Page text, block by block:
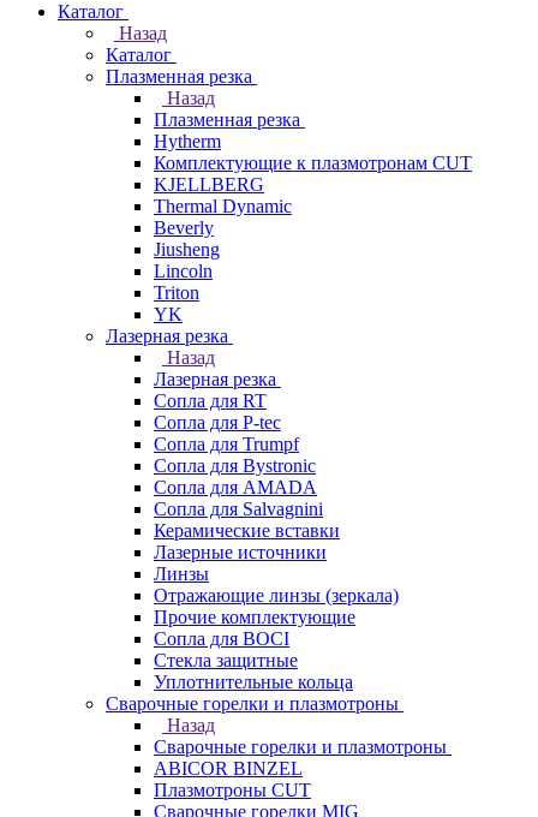
Каталог
Назад
Каталог
Плазменная резка
Назад
Плазменная резка
Hytherm
Комплектующие к плазмотронам CUT
KJELLBERG
Thermal Dynamic
Beverly
Jiusheng
Lincoln
Triton
YK
Лазерная резка
Назад
Лазерная резка
Сопла для RT
Сопла для P-tec
Сопла для Trumpf
Сопла для Bystronic
Сопла для AMADA
Сопла для Salvagnini
Керамические вставки
Лазерные источники
Линзы
Отражающие линзы (зеркала)
Прочие комплектующие
Сопла для BOCI
Стекла защитные
Уплотнительные кольца
Сварочные горелки и плазмотроны
Назад
Сварочные горелки и плазмотроны
ABICOR BINZEL
Плазмотроны CUT
Сварочные горелки MIG